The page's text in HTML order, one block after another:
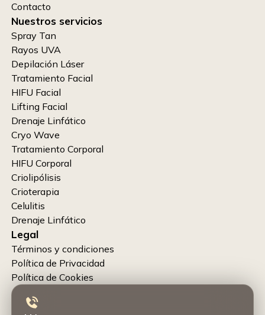
Contacto
Nuestros servicios
Spray Tan
Rayos UVA
Depilación Láser
Tratamiento Facial
HIFU Facial
Lifting Facial
Drenaje Linfático
Cryo Wave
Tratamiento Corporal
HIFU Corporal
Criolipólisis
Crioterapia
Celulitis
Drenaje Linfático
Legal
Términos y condiciones
Política de Privacidad
Política de Cookies